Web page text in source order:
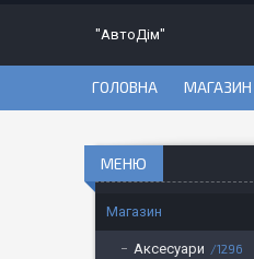
"АвтоДім"
ГОЛОВНА МАГАЗИН
Магазин
Аксесуари 1296